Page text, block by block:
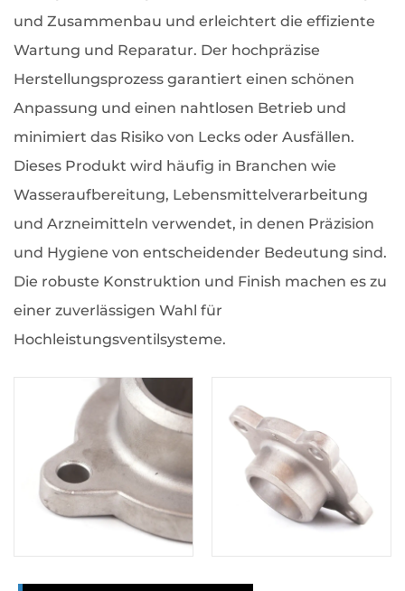
und Zusammenbau und erleichtert die effiziente
Wartung und Reparatur. Der hochpräzise
Herstellungsprozess garantiert einen schönen
Anpassung und einen nahtlosen Betrieb und
minimiert das Risiko von Lecks oder Ausfällen.
Dieses Produkt wird häufig in Branchen wie
Wasseraufbereitung, Lebensmittelverarbeitung
und Arzneimitteln verwendet, in denen Präzision
und Hygiene von entscheidender Bedeutung sind.
Die robuste Konstruktion und Finish machen es zu
einer zuverlässigen Wahl für
Hochleistungsventilsysteme.